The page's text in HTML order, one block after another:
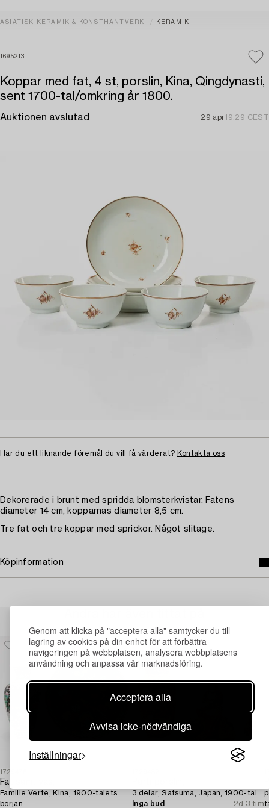
Genom att klicka på "acceptera alla" samtycker du till
lagring av cookies på din enhet för att förbättra
navigeringen på webbplatsen, analysera webbplatsens
användning och anpassa vår marknadsföring.
Acceptera alla
Avvisa icke-nödvändiga
Inställningar
ASIATISK KERAMIK & KONSTHANTVERK KERAMIK
1695213
Koppar med fat, 4 st, porslin, Kina, Qingdynasti,
sent 1700-tal/omkring år 1800.
Auktionen avslutad 29 apr19:29 CEST
Har du ett liknande föremål du vill få värderat? Kontakta oss
Dekorerade i brunt med spridda blomsterkvistar. Fatens
diameter 14 cm, kopparnas diameter 8,5 cm.
Tre fat och tre koppar med sprickor. Något slitage.
Köpinformation
1729476
Fat samt vas,
Famille Verte, Kina, 1900-talets
början.
3 delar, Satsuma, Japan, 1900-tal.
Inga bud
2d 3 tim